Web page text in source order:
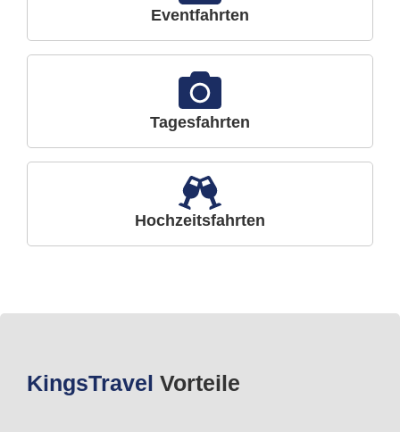
Eventfahrten
Tagesfahrten
Hochzeitsfahrten
KingsTravel Vorteile